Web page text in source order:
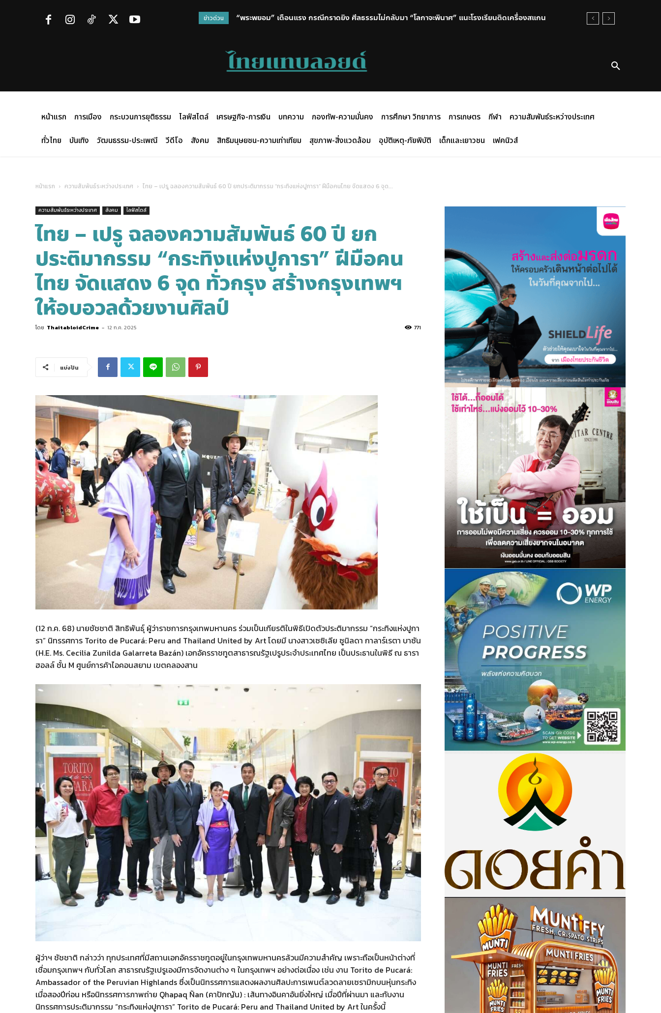
ข่าวด่วน กรมประมงยืนยันมาตรฐานความปลอดภัยเดินหน้าเฝ้าระวังเชื้อดื้อยาต้านจุลชีพในสัตว์น้ำ
หน้าแรก การเมือง กระบวนการยุติธรรม ไลฟ์สไตล์ เศรษฐกิจ-การเงิน บทความ กองทัพ-ความมั่นคง การศึกษา วิทยาการ การเกษตร กีฬา
ความสัมพันธ์ระหว่างประเทศ
ทั่วไทย
บันเทิง วัฒนธรรม-ประเพณี วีดีโอ สังคม สิทธิมนุษยชน-ความเท่าเทียม สุขภาพ-สิ่งแวดล้อม อุบัติเหตุ-ภัยพิบัติ เด็กและเยาวชน เฟคนิวส์
หน้าแรก ความสัมพันธ์ระหว่างประเทศ ไทย – เปรู ฉลองความสัมพันธ์ 60 ปี ยกประติมากรรม “กระทิงแห่งปูการา” ฝีมือคนไทย จัดแสดง 6 จุด...
ความสัมพันธ์ระหว่างประเทศ สังคม ไลฟ์สไตล์
ไทย – เปรู ฉลองความสัมพันธ์ 60 ปี ยก
ประติมากรรม “กระทิงแห่งปูการา” ฝีมือคน
ไทย จัดแสดง 6 จุด ทั่วกรุง สร้างกรุงเทพฯ
ให้อบอวลด้วยงานศิลป์
โดย ThaitabloidCrime - 12 ก.ค. 2025 771
แบ่งปัน
(12 ก.ค. 68) นายชัชชาติ สิทธิพันธุ์ ผู้ว่าราชการกรุงเทพมหานคร ร่วมเป็นเกียรติในพิธีเปิดตัวประติมากรรม “กระทิงแห่งปูกา
รา” นิทรรศการ Torito de Pucará: Peru and Thailand United by Art โดยมี นางสาวเซซิเลีย ซูนิลดา กาลาร์เรตา บาซัน
(H.E. Ms. Cecilia Zunilda Galarreta Bazán) เอกอัครราชทูตสาธารณรัฐเปรูประจำประเทศไทย เป็นประธานในพิธี ณ ธารา
ฮอลล์ ชั้น M ศูนย์การค้าไอคอนสยาม เขตคลองสาน
ผู้ว่าฯ ชัชชาติ กล่าวว่า ทุกประเทศที่มีสถานเอกอัครราชทูตอยู่ในกรุงเทพมหานครล้วนมีความสำคัญ เพราะถือเป็นหน้าต่างที่
เชื่อมกรุงเทพฯ กับทั่วโลก สาธารณรัฐเปรูเองมีการจัดงานต่าง ๆ ในกรุงเทพฯ อย่างต่อเนื่อง เช่น งาน Torito de Pucará:
Ambassador of the Peruvian Highlands ซึ่งเป็นนิทรรศการแสดงผลงานศิลปะการเพนต์ลวดลายเซรามิกบนหุ่นกระทิง
เมื่อสองปีก่อน หรือนิทรรศการภาพถ่าย Qhapaq Ñan (คาปักญัน) : เส้นทางอินคาอันยิ่งใหญ่ เมื่อปีที่ผ่านมา และกับงาน
นิทรรศการประติมากรรม “กระทิงแห่งปูการา” Torito de Pucará: Peru and Thailand United by Art ในครั้งนี้